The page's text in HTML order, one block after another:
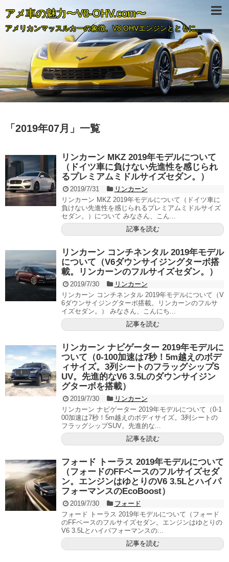
アメ車の魅力〜V8-OHV.com〜
アメリカンマッスルカーの象徴、V8 OHVエンジンとともに。
「 2019年07月 」 一覧
リンカーン MKZ 2019年モデルについて
（ドイツ車に負けない先進性を感じられ
るプレミアムミドルサイズセダン。）
2019/7/31
リンカーン
リンカーン MKZ 2019年モデルについて（ドイツ車に
負けない先進性を感じられるプレミアムミドルサイズ
セダン。）について みなさん、こん...
記事を読む
リンカーン コンチネンタル 2019年モデル
について（V6ダウンサイジングターボ搭
載。リンカーンのフルサイズセダン。）
2019/7/30
リンカーン
リンカーン コンチネンタル 2019年モデルについて（V
6ダウンサイジングターボ搭載。リンカーンのフルサ
イズセダン。） みなさん、こんにち...
記事を読む
リンカーン ナビゲーター 2019年モデルに
ついて（0-100加速は7秒！5m越えのボデ
ィサイズ。3列シートのフラッグシップS
UV。先進的なV6 3.5Lのダウンサイジン
グターボを搭載）
2019/7/30
リンカーン
リンカーン ナビゲーター 2019年モデルについて（0-1
00加速は7秒！5m越えのボディサイズ。3列シートの
フラッグシップSUV。先進的な...
記事を読む
フォード トーラス 2019年モデルについて
（フォードのFFベースのフルサイズセダ
ン。エンジンはゆとりのV6 3.5Lとハイパ
フォーマンスのEcoBoost）
2019/7/30
フォード
フォード トーラス 2019年モデルについて（フォード
のFFベースのフルサイズセダン。エンジンはゆとりの
V6 3.5Lとハイパフォーマンスの...
記事を読む